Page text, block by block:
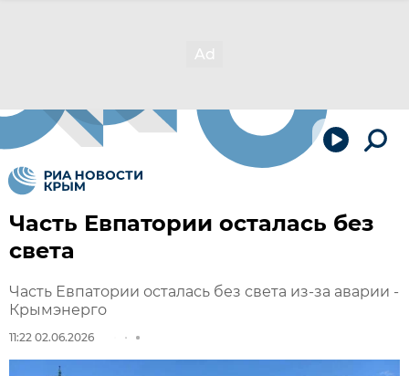
Часть Евпатории осталась без
света
Часть Евпатории осталась без света из-за аварии -
Крымэнерго
11:22 02.06.2026